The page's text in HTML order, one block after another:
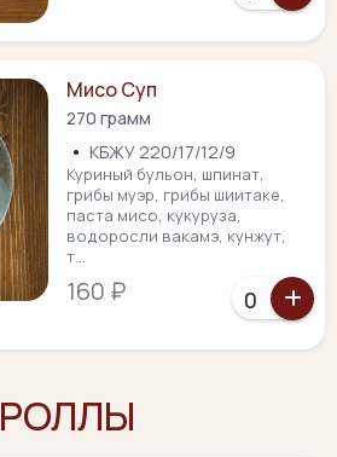
Мисо Суп
270 грамм
• КБЖУ 220/17/12/9
Куриный бульон, шпинат,
грибы муэр, грибы шиитаке,
паста мисо, кукуруза,
водоросли вакамэ, кунжут,
т...
160 ₽
РОЛЛЫ